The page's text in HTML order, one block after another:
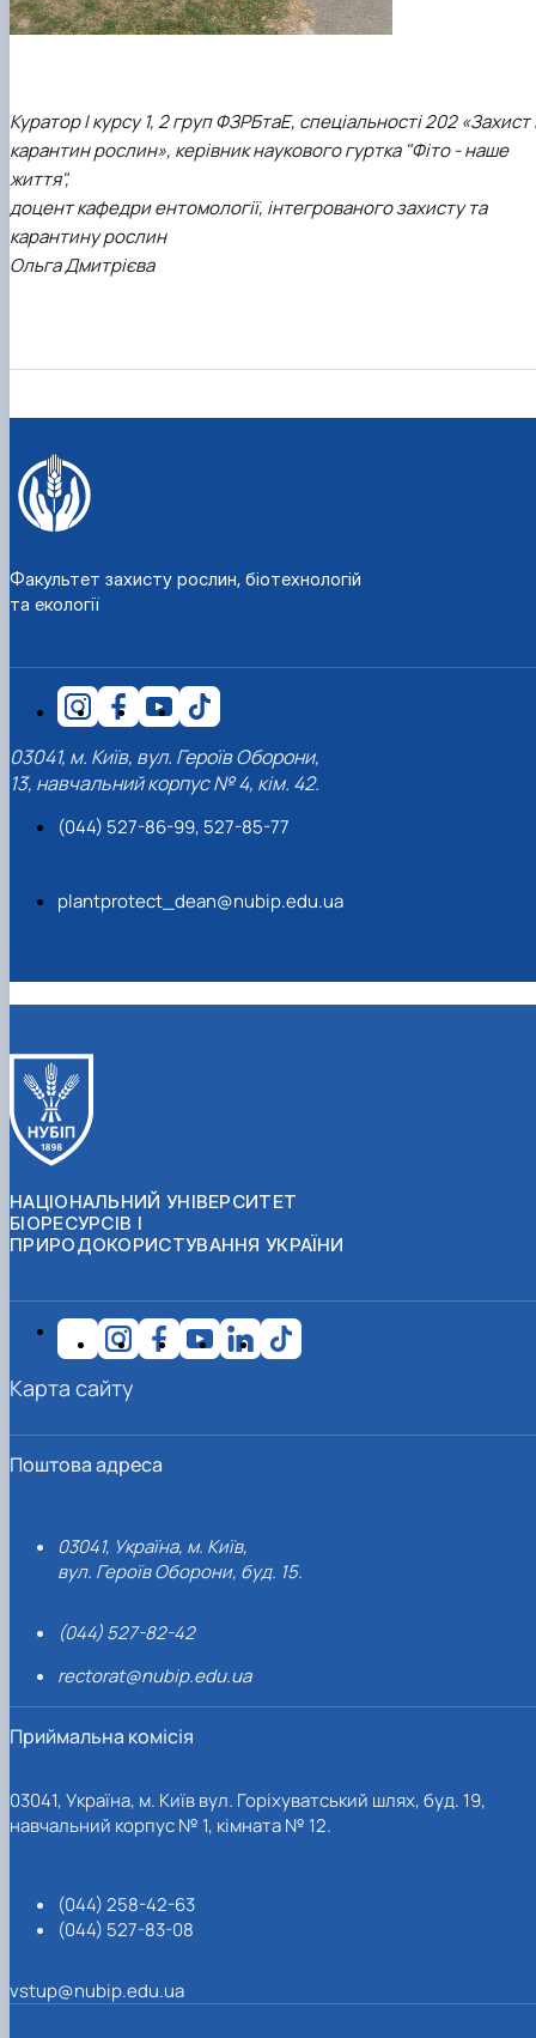
Куратор I курсу 1, 2 груп ФЗРБтаЕ, спеціальності 202 «Захист
карантин рослин», керівник наукового гуртка "Фіто - наше
життя",
доцент кафедри ентомології, інтегрованого захисту та
карантину рослин
Ольга Дмитрієва
Факультет захисту рослин, біотехнологій
та екології
03041, м. Київ, вул. Героїв Оборони,
13, навчальний корпус № 4, кім. 42.
(044) 527-86-99, 527-85-77
plantprotect_dean@nubip.edu.ua
НАЦІОНАЛЬНИЙ УНІВЕРСИТЕТ
БІОРЕСУРСІВ І
ПРИРОДОКОРИСТУВАННЯ УКРАЇНИ
Поштова адреса
03041, Україна, м. Київ,
вул. Героїв Оборони, буд. 15.
(044) 527-82-42
rectorat@nubip.edu.ua
Приймальна комісія
03041, Україна, м. Київ вул. Горіхуватський шлях, буд. 19,
навчальний корпус № 1, кімната № 12.
(044) 258-42-63
(044) 527-83-08
vstup@nubip.edu.ua
Карта сайту